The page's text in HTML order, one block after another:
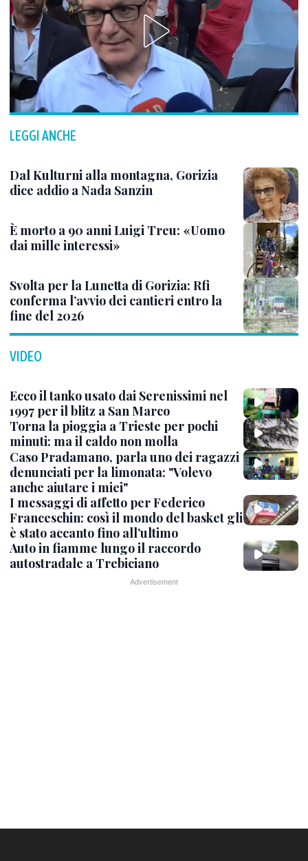
LEGGI ANCHE
Dal Kulturni alla montagna, Gorizia
dice addio a Nada Sanzin
È morto a 90 anni Luigi Treu: «Uomo
dai mille interessi»
Svolta per la Lunetta di Gorizia: Rfi
conferma l’avvio dei cantieri entro la
fine del 2026
VIDEO
Ecco il tanko usato dai Serenissimi nel
1997 per il blitz a San Marco
Torna la pioggia a Trieste per pochi
minuti: ma il caldo non molla
Caso Pradamano, parla uno dei ragazzi
denunciati per la limonata: "Volevo
anche aiutare i miei"
I messaggi di affetto per Federico
Franceschin: così il mondo del basket gli
è stato accanto fino all’ultimo
Auto in fiamme lungo il raccordo
autostradale a Trebiciano